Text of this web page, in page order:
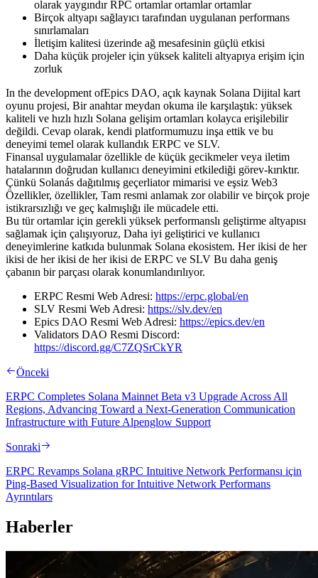
olarak yaygındır RPC ortamlar ortamlar ortamlar
Birçok altyapı sağlayıcı tarafından uygulanan performans
sınırlamaları
İletişim kalitesi üzerinde ağ mesafesinin güçlü etkisi
Daha küçük projeler için yüksek kaliteli altyapıya erişim için
zorluk
In the development ofEpics DAO, açık kaynak Solana Dijital kart
oyunu projesi, Bir anahtar meydan okuma ile karşılaştık: yüksek
kaliteli ve hızlı hızlı Solana gelişim ortamları kolayca erişilebilir
değildi. Cevap olarak, kendi platformumuzu inşa ettik ve bu
deneyimi temel olarak kullandık ERPC ve SLV.
Finansal uygulamalar özellikle de küçük gecikmeler veya iletim
hatalarının doğrudan kullanıcı deneyimini etkilediği görev-kırıktır.
Çünkü Solanás dağıtılmış geçerliator mimarisi ve eşsiz Web3
Özellikler, özellikler, Tam resmi anlamak zor olabilir ve birçok proje
istikrarsızlığı ve geç kalmışlığı ile mücadele etti.
Bu tür ortamlar için gerekli yüksek performanslı geliştirme altyapısı
sağlamak için çalışıyoruz, Daha iyi geliştirici ve kullanıcı
deneyimlerine katkıda bulunmak Solana ekosistem. Her ikisi de her
ikisi de her ikisi de her ikisi de ERPC ve SLV Bu daha geniş
çabanın bir parçası olarak konumlandırılıyor.
ERPC Resmi Web Adresi: https://erpc.global/en
SLV Resmi Web Adresi: https://slv.dev/en
Epics DAO Resmi Web Adresi: https://epics.dev/en
Validators DAO Resmi Discord:
https://discord.gg/C7ZQSrCkYR
Önceki
ERPC Completes Solana Mainnet Beta v3 Upgrade Across All
Regions, Advancing Toward a Next-Generation Communication
Infrastructure with Future Alpenglow Support
Sonraki
ERPC Revamps Solana gRPC Intuitive Network Performansı için
Ping-Based Visualization for Intuitive Network Performans
Ayrıntılars
Haberler